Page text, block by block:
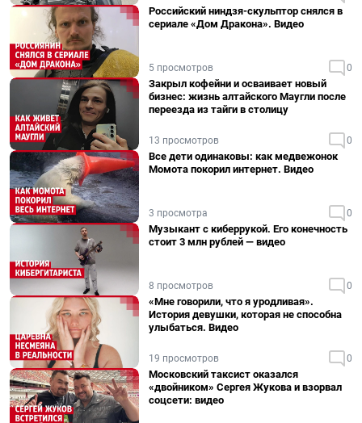
Российский ниндзя-скульптор снялся в
сериале «Дом Дракона». Видео
5 просмотров 0
Закрыл кофейни и осваивает новый
бизнес: жизнь алтайского Маугли после
переезда из тайги в столицу
13 просмотров 0
Все дети одинаковы: как медвежонок
Момота покорил интернет. Видео
3 просмотра 0
Музыкант с киберрукой. Его конечность
стоит 3 млн рублей — видео
8 просмотров 0
«Мне говорили, что я уродливая».
История девушки, которая не способна
улыбаться. Видео
19 просмотров 0
Московский таксист оказался
«двойником» Сергея Жукова и взорвал
соцсети: видео